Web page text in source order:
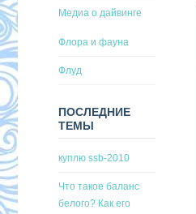
Медиа о дайвинге
Флора и фауна
Флуд
ПОСЛЕДНИЕ
ТЕМЫ
куплю ssb-2010
Что такое баланс
белого? Как его